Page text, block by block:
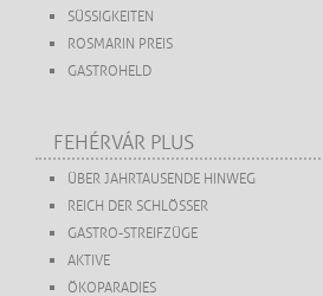
SÜSSIGKEITEN
ROSMARIN PREIS
GASTROHELD
FEHÉRVÁR PLUS
ÜBER JAHRTAUSENDE HINWEG
REICH DER SCHLÖSSER
GASTRO-STREIFZÜGE
AKTIVE
ÖKOPARADIES